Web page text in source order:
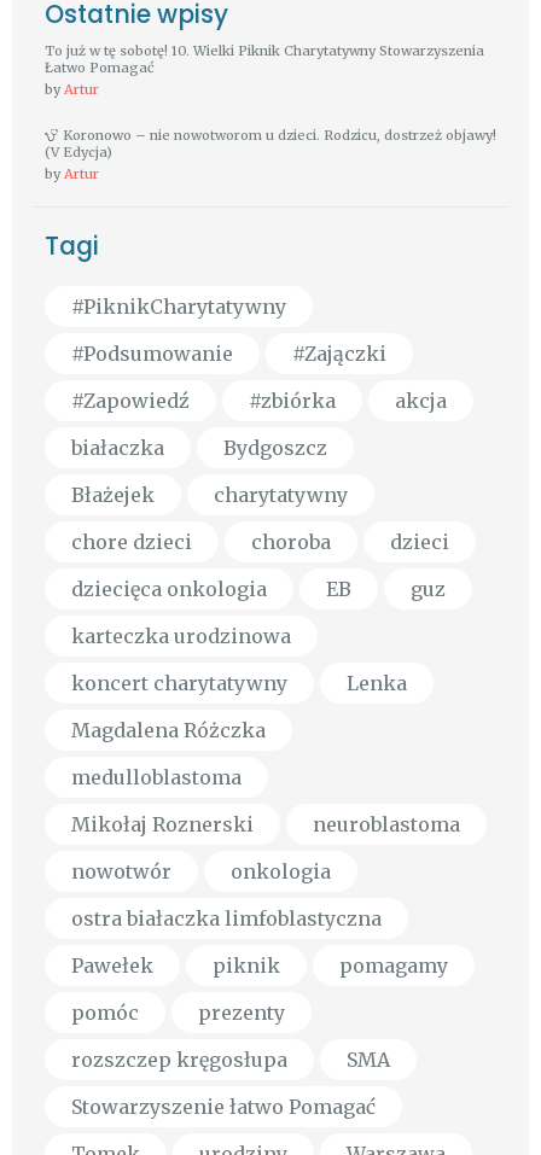
Ostatnie wpisy
To już w tę sobotę! 10. Wielki Piknik Charytatywny Stowarzyszenia
Łatwo Pomagać
byArtur
Koronowo – nie nowotworom u dzieci. Rodzicu, dostrzeż objawy!
(V Edycja)
byArtur
Tagi
#PiknikCharytatywny
#Podsumowanie
#Zajączki
#Zapowiedź
#zbiórka
akcja
białaczka
Bydgoszcz
Błażejek
charytatywny
chore dzieci
choroba
dzieci
dziecięca onkologia
EB
guz
karteczka urodzinowa
koncert charytatywny
Lenka
Magdalena Różczka
medulloblastoma
Mikołaj Roznerski
neuroblastoma
nowotwór
onkologia
ostra białaczka limfoblastyczna
Pawełek
piknik
pomagamy
pomóc
prezenty
rozszczep kręgosłupa
SMA
Stowarzyszenie łatwo Pomagać